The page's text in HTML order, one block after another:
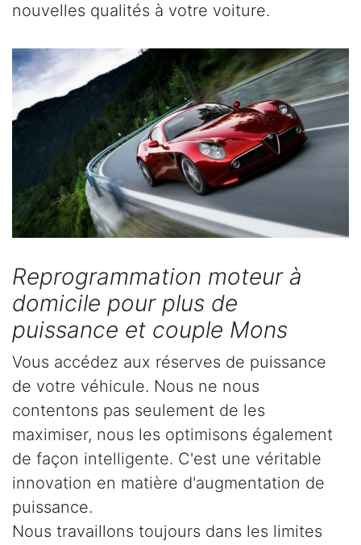
nouvelles qualités à votre voiture.
Reprogrammation moteur à
domicile pour plus de
puissance et couple Mons
Vous accédez aux réserves de puissance
de votre véhicule. Nous ne nous
contentons pas seulement de les
maximiser, nous les optimisons également
de façon intelligente. C'est une véritable
innovation en matière d'augmentation de
puissance.
Nous travaillons toujours dans les limites